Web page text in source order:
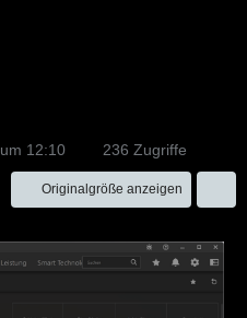
12:10 236 Zugriffe
Originalgröße anzeigen